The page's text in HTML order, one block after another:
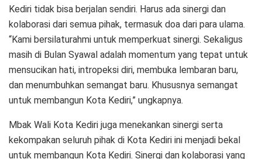
Kediri tidak bisa berjalan sendiri. Harus ada sinergi dan
kolaborasi dari semua pihak, termasuk doa dari para ulama.
“Kami bersilaturahmi untuk memperkuat sinergi. Sekaligus
masih di Bulan Syawal adalah momentum yang tepat untuk
mensucikan hati, intropeksi diri, membuka lembaran baru,
dan menumbuhkan semangat baru. Khususnya semangat
untuk membangun Kota Kediri,” ungkapnya.
Mbak Wali Kota Kediri juga menekankan sinergi serta
kekompakan seluruh pihak di Kota Kediri ini menjadi bekal
untuk membangun Kota Kediri. Sinergi dan kolaborasi yang